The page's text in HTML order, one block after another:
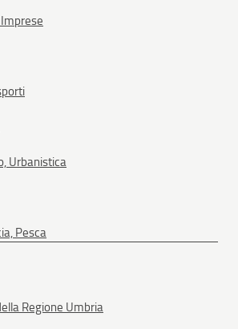
Urbanistica
Pesca
Regione Umbria